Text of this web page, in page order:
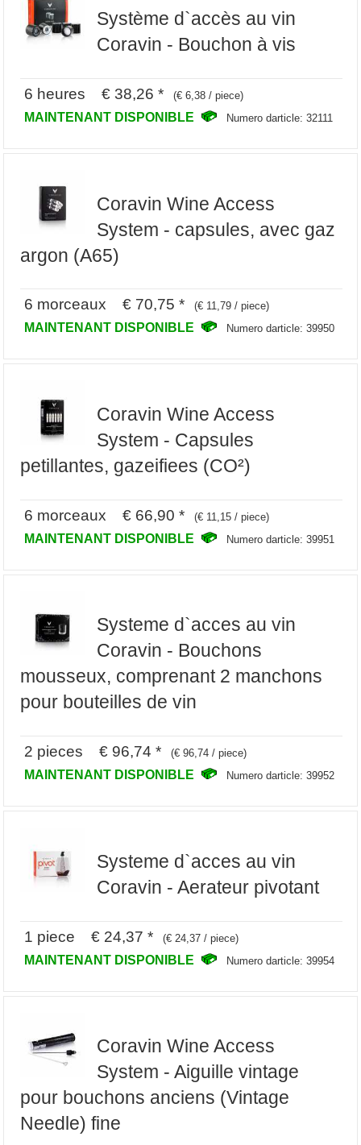
Système d`accès au vin
Coravin - Bouchon à vis
6 heures € 38,26 * (€ 6,38 / piece)
MAINTENANT DISPONIBLE Numero darticle: 32111
Coravin Wine Access
System - capsules, avec gaz
argon (A65)
6 morceaux € 70,75 * (€ 11,79 / piece)
MAINTENANT DISPONIBLE Numero darticle: 39950
Coravin Wine Access
System - Capsules
petillantes, gazeifiees (CO²)
6 morceaux € 66,90 * (€ 11,15 / piece)
MAINTENANT DISPONIBLE Numero darticle: 39951
Systeme d`acces au vin
Coravin - Bouchons
mousseux, comprenant 2 manchons
pour bouteilles de vin
2 pieces € 96,74 * (€ 96,74 / piece)
MAINTENANT DISPONIBLE Numero darticle: 39952
Systeme d`acces au vin
Coravin - Aerateur pivotant
1 piece € 24,37 * (€ 24,37 / piece)
MAINTENANT DISPONIBLE Numero darticle: 39954
Coravin Wine Access
System - Aiguille vintage
pour bouchons anciens (Vintage
Needle) fine